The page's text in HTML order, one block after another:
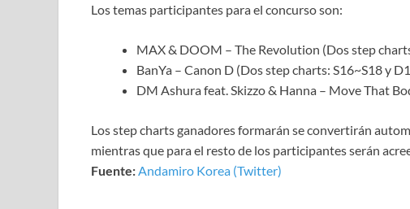
Los temas participantes para el concurso son:
MAX & DOOM – The Revolution (Dos step
BanYa – Canon D (Dos step charts: S16~S18 y
DM Ashura feat. Skizzo & Hanna – Move That
Los step charts ganadores formarán se convertirán
mientras que para el resto de los participantes serán
Fuente: Andamiro Korea (Twitter)